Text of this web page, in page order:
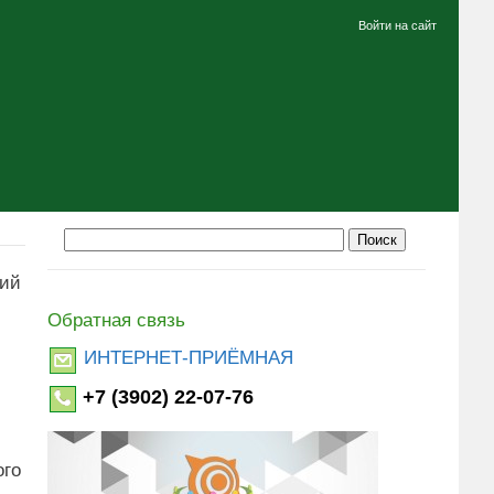
Войти на сайт
Обратная связь
ИНТЕРНЕТ-ПРИЁМНАЯ
+7 (3902) 22-07-76